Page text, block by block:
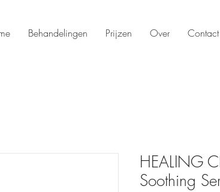
Behandelingen Prijzen Over Contact
HEALING
Soothing